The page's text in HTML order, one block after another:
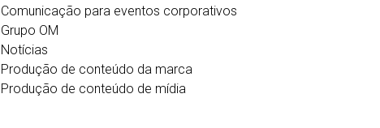
Comunicação para eventos corporativos
Grupo OM
Notícias
Produção de conteúdo da marca
Produção de conteúdo de mídia